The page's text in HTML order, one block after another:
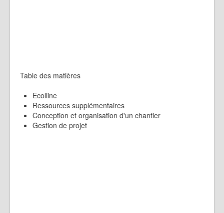
Table des matières
Ecolline
Ressources supplémentaires
Conception et organisation d'un chantier
Gestion de projet